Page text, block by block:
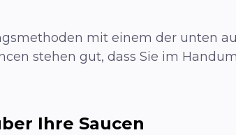
mit einem der unten
stehen gut, dass Sie im
Ihre Saucen